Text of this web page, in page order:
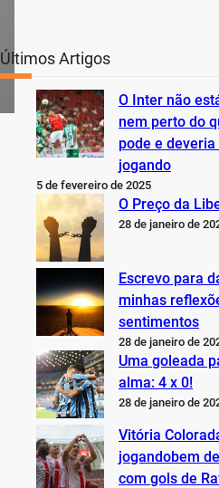
Últimos Artigos
O Inter não
nem perto do
pode e
jogando
5 de fevereiro de 2025
O Preço da
28 de janeiro de
Escrevo para
minhas
sentimentos
28 de janeiro de
Uma goleada
alma: 4 x 0!
28 de janeiro de
Vitória
jogandobem
com gols de